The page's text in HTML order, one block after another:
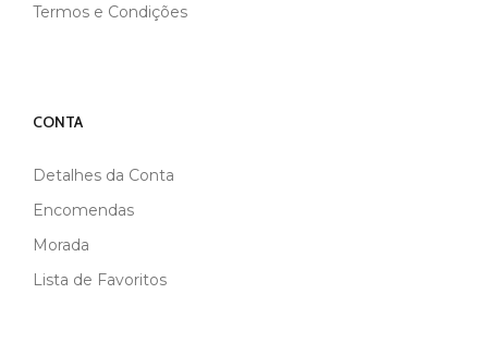
Termos e Condições
CONTA
Detalhes da Conta
Encomendas
Morada
Lista de Favoritos